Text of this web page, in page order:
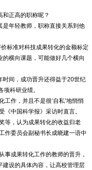
正高的职称呢？
是年轻教师，职称直接关系到他
标准对科技成果转化的金额标定
横向课题，可能做好几个横向
时间，成功晋升还得益于20世纪
科研业绩。
作，并且不是很‘自私’地悄悄
中国科学报》采访时直言。
等，认为成果转化的收益归老
作委员会副秘书长成晓建一语中
事成果转化工作的教师的晋升，
建设的具体内容，让高校管理层